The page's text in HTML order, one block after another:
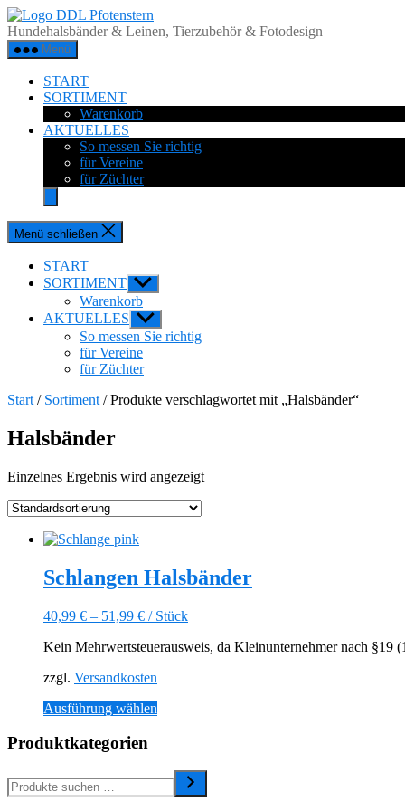
Zum
Inhalt
springen
Pfotenstern
Hundehalsbänder & Leinen, Tierzubehör & Fotodesign
Menü
START
SORTIMENT
Warenkorb
AKTUELLES
So messen Sie richtig
für Vereine
für Züchter
Menü schließen
START
SORTIMENT Untermenü
anzeigen
Warenkorb
AKTUELLES Untermenü
anzeigen
So messen Sie richtig
für Vereine
für Züchter
Start / Sortiment / Produkte verschlagwortet mit „Halsbänder“
Halsbänder
Einzelnes Ergebnis wird angezeigt
Schlangen Halsbänder
40,99 € – 51,99 € / Stück
Kein Mehrwertsteuerausweis, da Kleinunternehmer nach §19
zzgl. Versandkosten
Ausführung wählen
Varianten
Produktkategorien